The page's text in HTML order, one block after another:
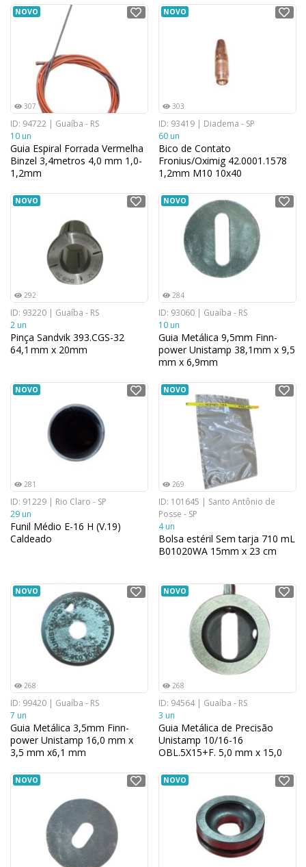
NOVO
307
ID: 94722 | Guaíba - RS
10 un
Guia Espiral Forrada Vermelha
Binzel 3,4metros 4,0 mm 1,0-
1,2mm
NOVO
303
ID: 93419 | Diadema - SP
60 un
Bico de Contato
Fronius/Oximig 42.0001.1578
1,2mm M10 10x40
NOVO
292
ID: 93220 | Guaíba - RS
2 un
Pinça Sandvik 393.CGS-32
64,1 mm x 20mm
NOVO
284
ID: 93060 | Guaíba - RS
10 un
Guia Metálica 9,5mm Finn-
power Unistamp 38,1mm x 9,5
mm x 6,9mm
NOVO
281
ID: 91229 | Rio Claro - SP
29 un
Funil Médio E-16 H (V.19)
Caldeado
NOVO
269
ID: 101645 | Santo Antônio de
Posse - SP
4 un
Bolsa estéril Sem tarja 710 mL
B01020WA 15mm x 23 cm
NOVO
268
ID: 99420 | Guaíba - RS
7 un
Guia Metálica 3,5mm Finn-
power Unistamp 16,0 mm x
3,5 mm x6,1 mm
NOVO
268
ID: 94564 | Guaíba - RS
3 un
Guia Metálica de Precisão
Unistamp 10/16-16
OBL.5X15+F. 5,0 mm x 15,0
NOVO NOVO